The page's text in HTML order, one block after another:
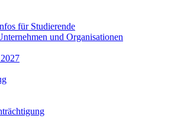
für Studierende
und Organisationen